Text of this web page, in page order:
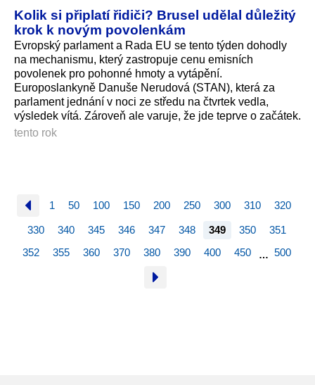
Kolik si připlatí řidiči? Brusel udělal důležitý
krok k novým povolenkám
Evropský parlament a Rada EU se tento týden dohodly
na mechanismu, který zastropuje cenu emisních
povolenek pro pohonné hmoty a vytápění.
Europoslankyně Danuše Nerudová (STAN), která za
parlament jednání v noci ze středu na čtvrtek vedla,
výsledek vítá. Zároveň ale varuje, že jde teprve o začátek.
tento rok
1 50 100 150 200 250 300 310 320
330 340 345 346 347 348 349 350
351
352
355 360 370 380 390 400 450 … 500